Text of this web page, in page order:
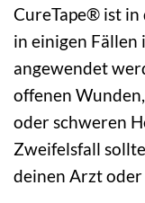
CureTape® ist
in einigen
angewendet
offenen
oder schweren
Zweifelsfall
deinen Arzt